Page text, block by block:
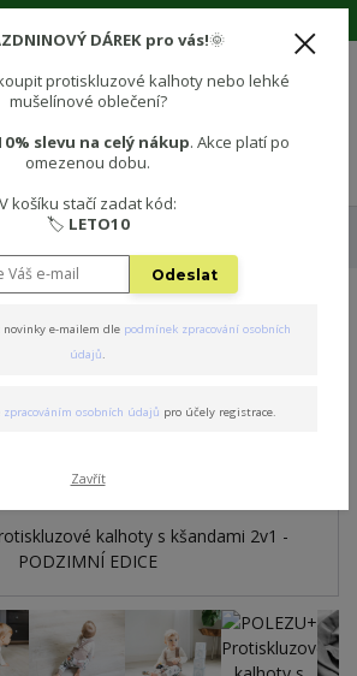
2v1
POLEZU+ Protiskluzové kalhoty s
Protiskluzové
2v1 -
EDICE
DÁREK pro vás!🌞
protiskluzové kalhoty nebo lehké
mušelínové oblečení?
slevu na celý nákup. Akce platí po
omezenou dobu.
V košíku stačí zadat kód:
🏷️ LETO10
Odeslat
e-mailem dle podmínek zpracování osobních
údajů.
zpracováním osobních údajů pro účely registrace.
Zavřít